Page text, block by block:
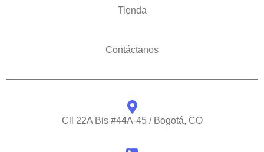
Tienda
Contáctanos
Cll 22A Bis #44A-45 / Bogotá, CO